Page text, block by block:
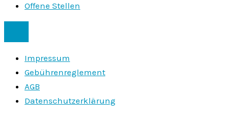
Offene Stellen
Impressum
Gebührenreglement
AGB
Daten­schutz­erklärung